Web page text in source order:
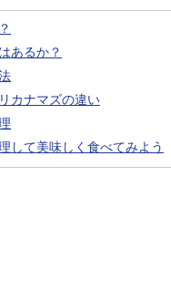
あるか？
カナマズの違い
して美味しく食べてみよう